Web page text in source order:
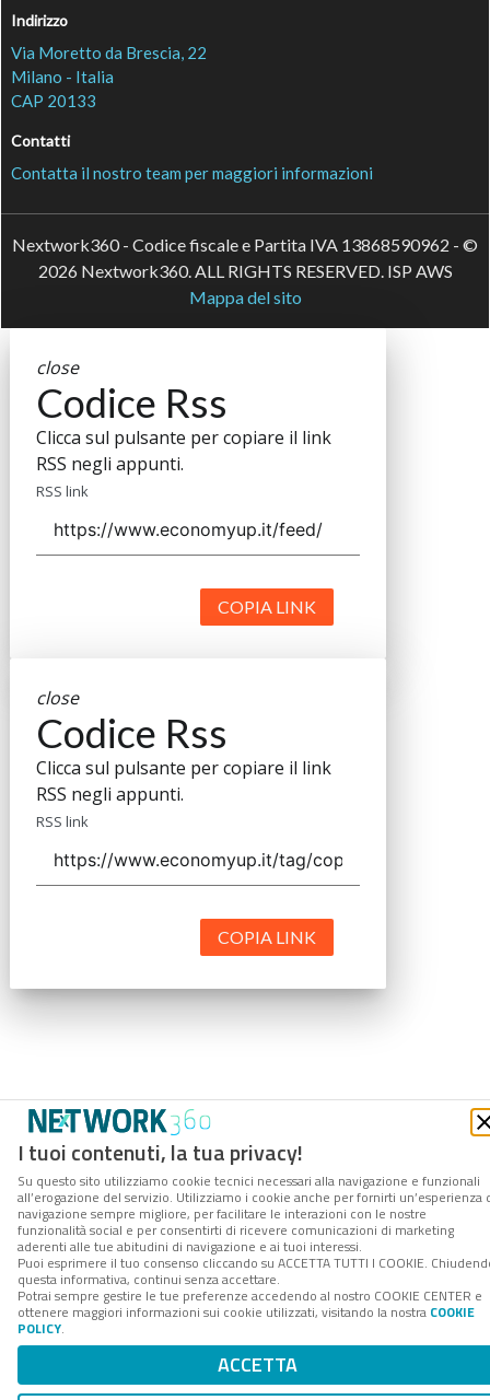
I tuoi contenuti, la tua privacy!
Su questo sito utilizziamo cookie tecnici necessari alla navigazione e funzionali
all’erogazione del servizio. Utilizziamo i cookie anche per fornirti un’esperienza
navigazione sempre migliore, per facilitare le interazioni con le nostre
funzionalità social e per consentirti di ricevere comunicazioni di marketing
aderenti alle tue abitudini di navigazione e ai tuoi interessi.
Puoi esprimere il tuo consenso cliccando su ACCETTA TUTTI I COOKIE.
questa informativa, continui senza accettare.
Potrai sempre gestire le tue preferenze accedendo al nostro COOKIE CENTER e
ottenere maggiori informazioni sui cookie utilizzati, visitando la nostra COOKIE
POLICY.
ACCETTA
Indirizzo
Via Moretto da Brescia, 22
Milano - Italia
CAP 20133
Contatti
Contatta il nostro team per maggiori informazioni
Nextwork360 - Codice fiscale e Partita IVA 13868590962 - ©
2026 Nextwork360. ALL RIGHTS RESERVED. ISP AWS
Mappa del sito
close
Codice Rss
Clicca sul pulsante per copiare il link
RSS negli appunti.
RSS link
COPIA LINK
close
Codice Rss
Clicca sul pulsante per copiare il link
RSS negli appunti.
RSS link
COPIA LINK